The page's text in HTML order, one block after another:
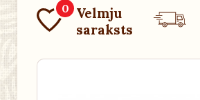
0 Velmju
saraksts